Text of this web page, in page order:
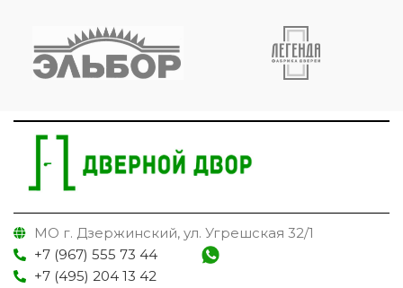
МО г. Дзержинский, ул. Угрешская 32/1
+7 (967) 555 73 44
+7 (495) 204 13 42